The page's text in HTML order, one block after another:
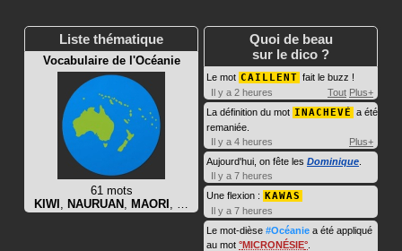
Liste thématique
Vocabulaire de l'Océanie
61 mots
KIWI , NAURUAN , MAORI , …
Quoi de beau
sur le dico ?
Le mot CAILLENT fait le buzz !
Il y a 2 heures
Tout Plus+
La définition du mot INACHEVÉ a été
remaniée.
Il y a 4 heures
Plus+
Aujourd'hui, on fête les Dominique
Il y a 7 heures
Une flexion : KAWAS
Il y a 7 heures
Le mot-dièse #Océanie a été appliqué
au mot MICRONÉSIE